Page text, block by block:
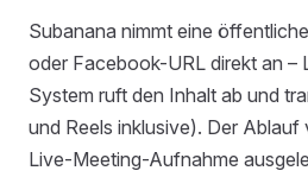
Subanana nimmt eine
oder Facebook-URL direkt an –
System ruft den Inhalt ab und
und Reels inklusive). Der
Live-Meeting-Aufnahme